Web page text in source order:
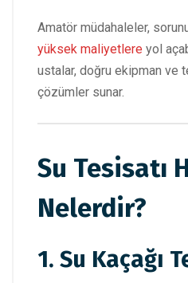
Amatör müdahaleler,
yüksek maliyetlere yol
ustalar, doğru ekipman ve
çözümler sunar.
Su Tesisatı
Nelerdir?
1. Su Kaçağı